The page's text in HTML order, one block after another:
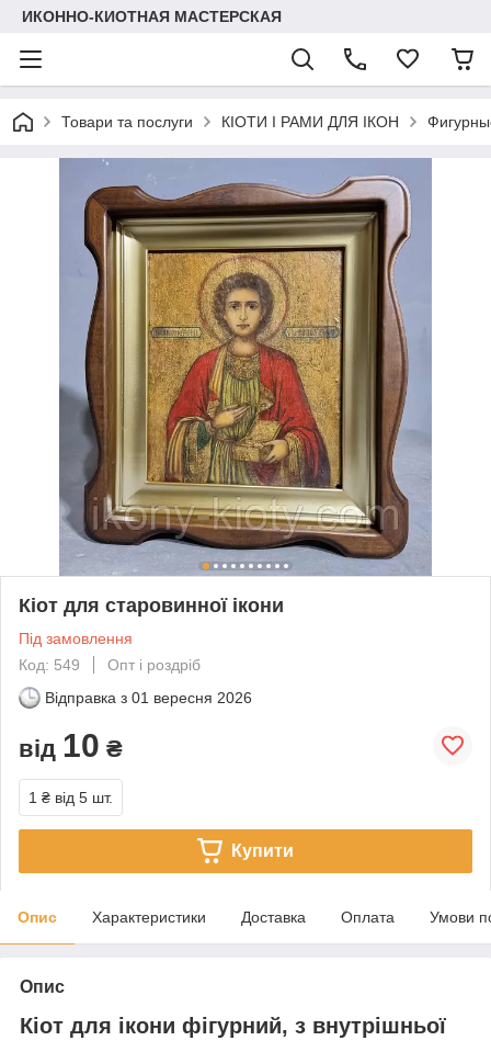
ИКОННО-КИОТНАЯ МАСТЕРСКАЯ
Товари та послуги КІОТИ І РАМИ ДЛЯ ІКОН
Кіот для старовинної ікони
Під замовлення
Код: 549
Опт і роздріб
Відправка з 01 вересня 2026
від 10 ₴
1 ₴ від 5 шт.
Купити
Опис Характеристики Доставка Оплата Умови
Опис
Кіот для ікони фігурний, з внутрішньої